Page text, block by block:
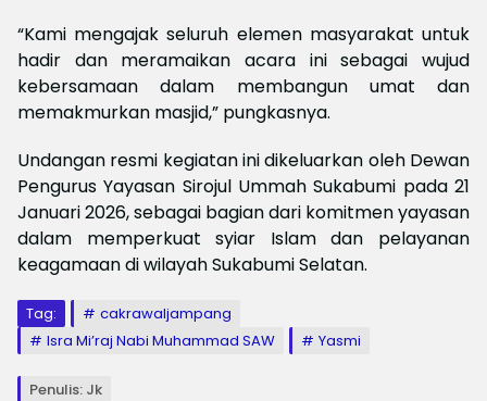
“Kami mengajak seluruh elemen masyarakat untuk
hadir dan meramaikan acara ini sebagai wujud
kebersamaan dalam membangun umat dan
memakmurkan masjid,” pungkasnya.
Undangan resmi kegiatan ini dikeluarkan oleh Dewan
Pengurus Yayasan Sirojul Ummah Sukabumi pada 21
Januari 2026, sebagai bagian dari komitmen yayasan
dalam memperkuat syiar Islam dan pelayanan
keagamaan di wilayah Sukabumi Selatan.
Tag:
cakrawaljampang
Isra Mi’raj Nabi Muhammad SAW
Yasmi
Penulis: Jk